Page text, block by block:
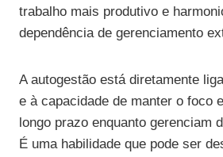
trabalho mais produtivo e
dependência de gerenciamento
A autogestão está diretamente
e à capacidade de manter o foco
longo prazo enquanto gerenciam
É uma habilidade que pode ser